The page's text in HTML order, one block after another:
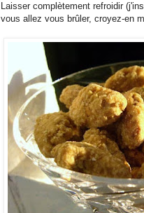
Laisser complètement refroidir
vous allez vous brûler, croyez-en